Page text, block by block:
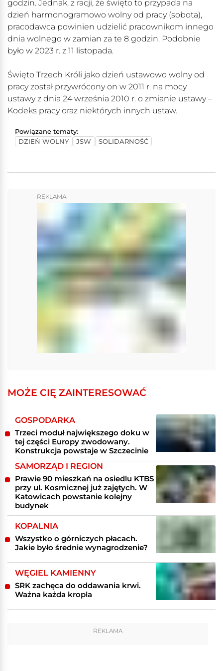
godzin. Jednak, z racji, że święto to przypada na
dzień harmonogramowo wolny od pracy (sobota),
pracodawca powinien udzielić pracownikom innego
dnia wolnego w zamian za te 8 godzin. Podobnie
było w 2023 r. z 11 listopada.
Święto Trzech Króli jako dzień ustawowo wolny od
pracy został przywrócony on w 2011 r. na mocy
ustawy z dnia 24 września 2010 r. o zmianie ustawy –
Kodeks pracy oraz niektórych innych ustaw.
Powiązane tematy:
DZIEŃ WOLNY
JSW SOLIDARNOŚĆ
REKLAMA
MOŻE CIĘ ZAINTERESOWAĆ
GOSPODARKA
Trzeci moduł największego doku w
tej części Europy zwodowany.
Konstrukcja powstaje w Szczecinie
SAMORZĄD I REGION
Prawie 90 mieszkań na osiedlu KTBS
przy ul. Kosmicznej już zajętych. W
Katowicach powstanie kolejny
budynek
KOPALNIA
Wszystko o górniczych płacach.
Jakie było średnie wynagrodzenie?
WĘGIEL KAMIENNY
SRK zachęca do oddawania krwi.
Ważna każda kropla
REKLAMA